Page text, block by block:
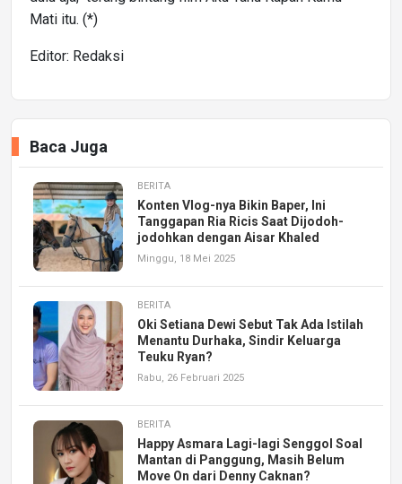
Mati itu. (*)
Editor: Redaksi
Baca Juga
BERITA
Konten Vlog-nya Bikin Baper, Ini
Tanggapan Ria Ricis Saat Dijodoh-
jodohkan dengan Aisar Khaled
Minggu, 18 Mei 2025
BERITA
Oki Setiana Dewi Sebut Tak Ada Istilah
Menantu Durhaka, Sindir Keluarga
Teuku Ryan?
Rabu, 26 Februari 2025
BERITA
Happy Asmara Lagi-lagi Senggol Soal
Mantan di Panggung, Masih Belum
Move On dari Denny Caknan?